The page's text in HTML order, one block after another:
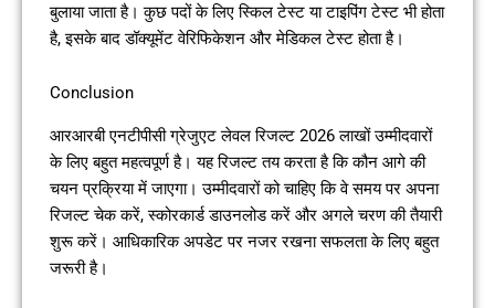
बुलाया जाता है। कुछ पदों के लिए स्किल टेस्ट या टाइपिंग टेस्ट भी होता
है, इसके बाद डॉक्यूमेंट वेरिफिकेशन और मेडिकल टेस्ट होता है।
Conclusion
आरआरबी एनटीपीसी ग्रेजुएट लेवल रिजल्ट 2026 लाखों उम्मीदवारों
के लिए बहुत महत्वपूर्ण है। यह रिजल्ट तय करता है कि कौन आगे की
चयन प्रक्रिया में जाएगा। उम्मीदवारों को चाहिए कि वे समय पर अपना
रिजल्ट चेक करें, स्कोरकार्ड डाउनलोड करें और अगले चरण की तैयारी
शुरू करें। आधिकारिक अपडेट पर नजर रखना सफलता के लिए बहुत
जरूरी है।